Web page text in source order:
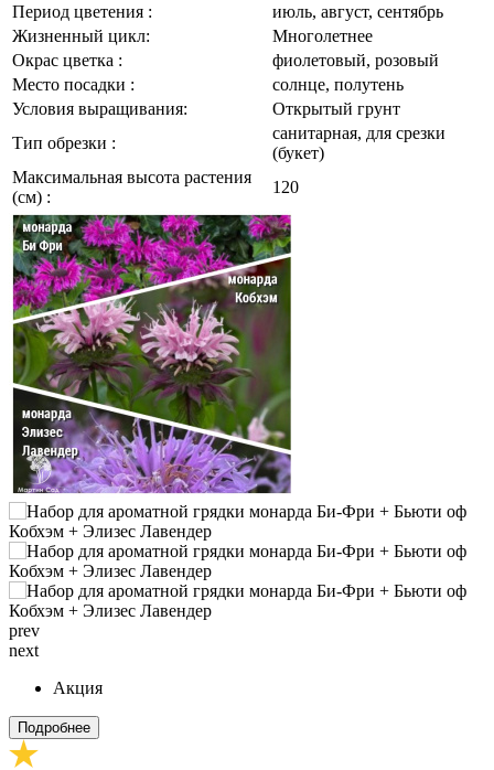
Период цветения :
июль, август, сентябрь
Жизненный цикл:
Многолетнее
Окрас цветка :
фиолетовый, розовый
Место посадки :
солнце, полутень
Условия выращивания:
Открытый грунт
Тип обрезки :
санитарная, для срезки
(букет)
Максимальная высота растения
(см) :
120
prev
next
Акция
Подробнее